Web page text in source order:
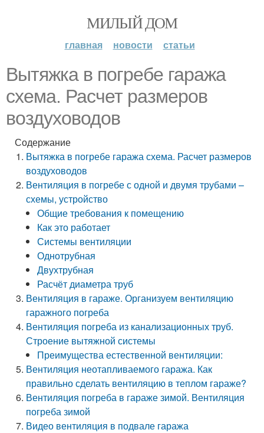
МИЛЫЙ ДОМ
главная новости статьи
Вытяжка в погребе гаража
схема. Расчет размеров
воздуховодов
Содержание
Вытяжка в погребе гаража схема. Расчет размеров
воздуховодов
Вентиляция в погребе с одной и двумя трубами –
схемы, устройство
Общие требования к помещению
Как это работает
Системы вентиляции
Однотрубная
Двухтрубная
Расчёт диаметра труб
Вентиляция в гараже. Организуем вентиляцию
гаражного погреба
Вентиляция погреба из канализационных труб.
Строение вытяжной системы
Преимущества естественной вентиляции:
Вентиляция неотапливаемого гаража. Как
правильно сделать вентиляцию в теплом гараже?
Вентиляция погреба в гараже зимой. Вентиляция
погреба зимой
Видео вентиляция в подвале гаража